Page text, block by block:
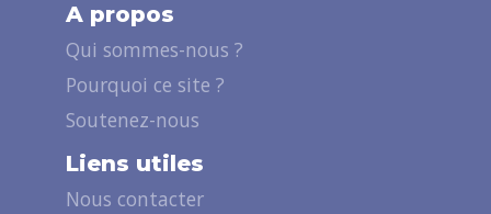
A propos
Qui sommes-nous ?
Pourquoi ce site ?
Soutenez-nous
Liens utiles
Nous contacter